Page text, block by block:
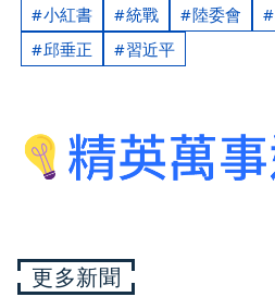
小紅書 統戰 陸委會
邱垂正
習近平
更多新聞